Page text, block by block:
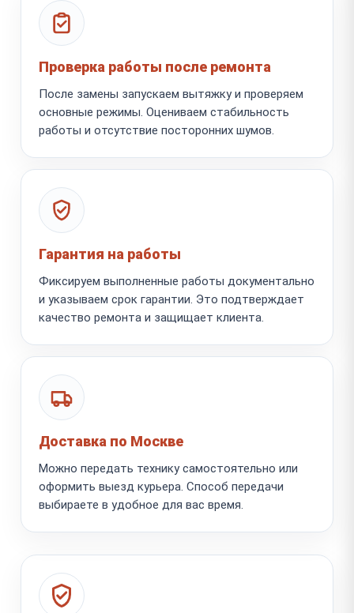
Проверка работы после ремонта
После замены запускаем вытяжку и проверяем
основные режимы. Оцениваем стабильность
работы и отсутствие посторонних шумов.
Гарантия на работы
Фиксируем выполненные работы документально
и указываем срок гарантии. Это подтверждает
качество ремонта и защищает клиента.
Доставка по Москве
Можно передать технику самостоятельно или
оформить выезд курьера. Способ передачи
выбираете в удобное для вас время.